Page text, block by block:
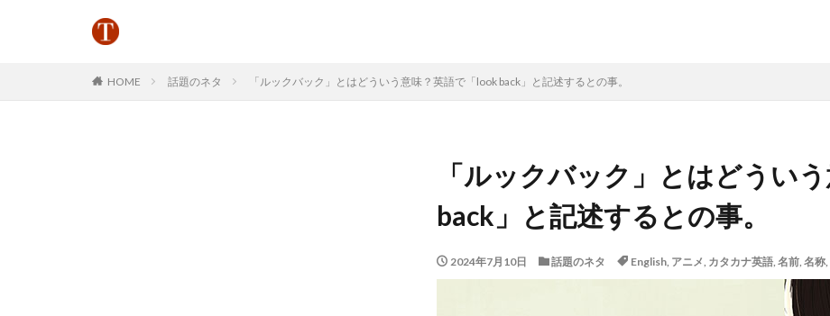
HOME 話題のネタ 「ルックバック」とはどういう意味？英語で「look back」と記述するとの事。
「ルックバック」とはどうい
back」と記述するとの事。
2024年7月10日 話題のネタ English, アニメ, カタカナ英語, 名前, 名称,